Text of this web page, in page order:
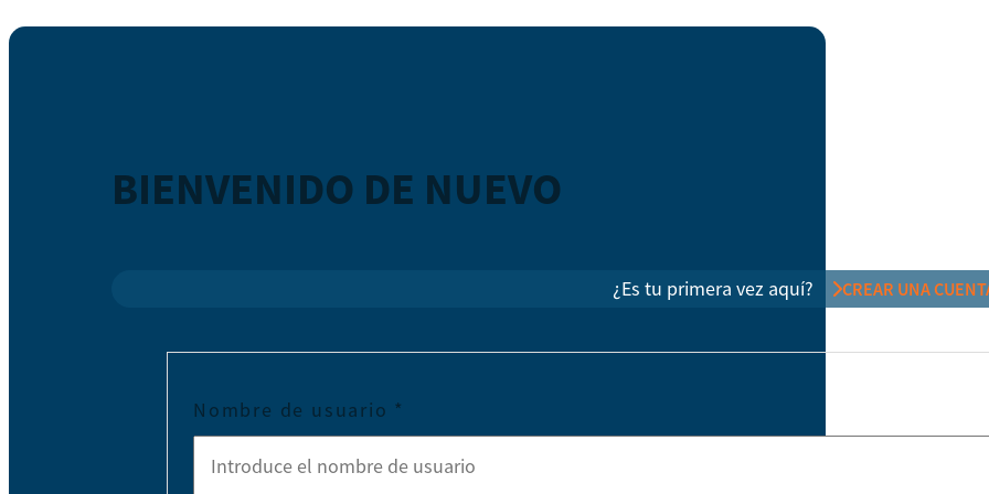
BIENVENIDO DE NUEVO
¿Es tu primera vez aquí? CREAR UNA
Nombre de usuario *